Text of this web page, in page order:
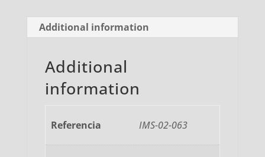
Additional information
Additional
information
Referencia IMS-02-063